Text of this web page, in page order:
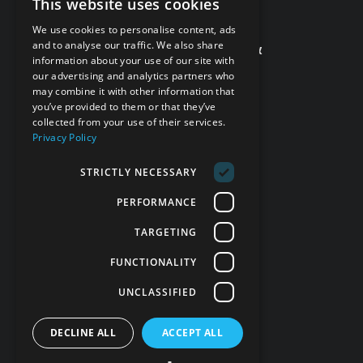
זמינים לשירותך!
אפשר גם בטלפון 077-998-5397
6808*
עקבו אחרינו
This website uses cookies
We use cookies to personalise content, ads
and to analyse our traffic. We also share
information about your use of our site with
our advertising and analytics partners who
may combine it with other information that
you’ve provided to them or that they’ve
collected from your use of their services.
Privacy Policy
STRICTLY NECESSARY
PERFORMANCE
TARGETING
FUNCTIONALITY
UNCLASSIFIED
ACCEPT ALL
DECLINE ALL